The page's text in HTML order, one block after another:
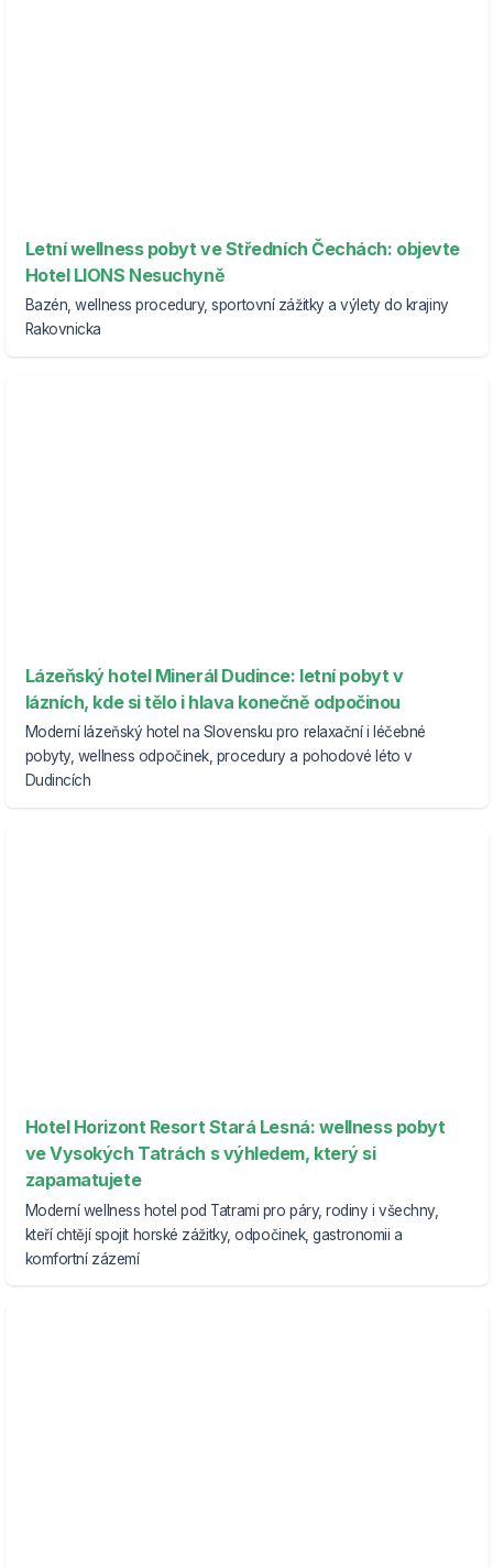
Letní wellness pobyt ve Středních Čechách: objevte
Hotel LIONS Nesuchyně
Bazén, wellness procedury, sportovní zážitky a výlety do krajiny
Rakovnicka
Lázeňský hotel Minerál Dudince: letní pobyt v
lázních, kde si tělo i hlava konečně odpočinou
Moderní lázeňský hotel na Slovensku pro relaxační i léčebné
pobyty, wellness odpočinek, procedury a pohodové léto v
Dudincích
Hotel Horizont Resort Stará Lesná: wellness pobyt
ve Vysokých Tatrách s výhledem, který si
zapamatujete
Moderní wellness hotel pod Tatrami pro páry, rodiny i všechny,
kteří chtějí spojit horské zážitky, odpočinek, gastronomii a
komfortní zázemí